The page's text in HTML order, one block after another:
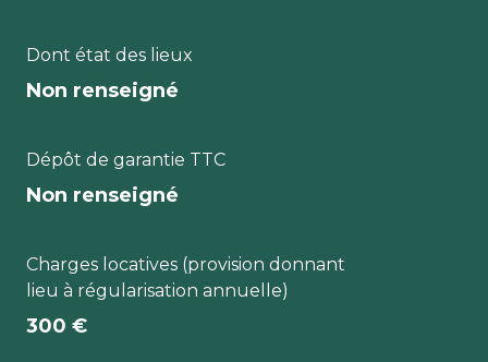
Dont état des lieux
Non renseigné
Dépôt de garantie TTC
Non renseigné
Charges locatives (provision donnant
lieu à régularisation annuelle)
300 €